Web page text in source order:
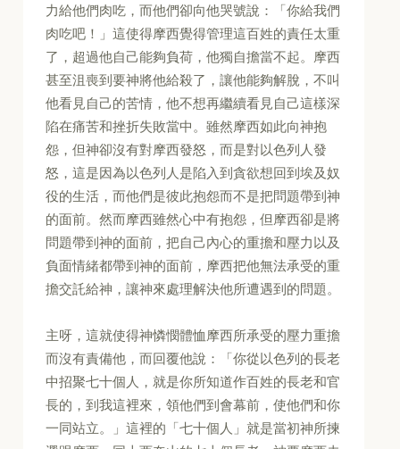
力給他們肉吃，而他們卻向他哭號說：「你給我們
肉吃吧！」這使得摩西覺得管理這百姓的責任太重
了，超過他自己能夠負荷，他獨自擔當不起。摩西
甚至沮喪到要神將他給殺了，讓他能夠解脫，不叫
他看見自己的苦情，他不想再繼續看見自己這樣深
陷在痛苦和挫折失敗當中。雖然摩西如此向神抱
怨，但神卻沒有對摩西發怒，而是對以色列人發
怒，這是因為以色列人是陷入到貪欲想回到埃及奴
役的生活，而他們是彼此抱怨而不是把問題帶到神
的面前。然而摩西雖然心中有抱怨，但摩西卻是將
問題帶到神的面前，把自己內心的重擔和壓力以及
負面情緒都帶到神的面前，摩西把他無法承受的重
擔交託給神，讓神來處理解決他所遭遇到的問題。
主呀，這就使得神憐憫體恤摩西所承受的壓力重擔
而沒有責備他，而回覆他說：「你從以色列的長老
中招聚七十個人，就是你所知道作百姓的長老和官
長的，到我這裡來，領他們到會幕前，使他們和你
一同站立。」這裡的「七十個人」就是當初神所揀